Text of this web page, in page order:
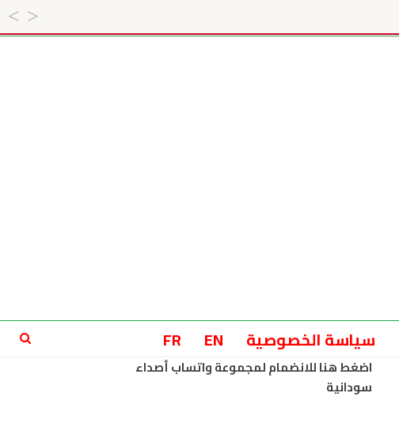
سياسة الخصوصية EN
FR
اضغط هنا للانضمام لمجموعة واتساب أصداء
سودانية